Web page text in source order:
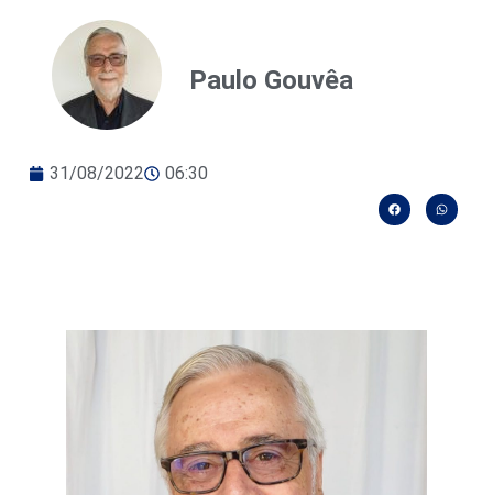
Paulo Gouvêa
31/08/2022 06:30